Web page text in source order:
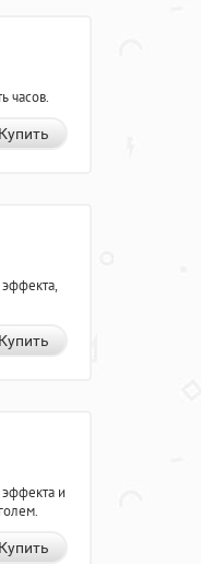
часов.
Купить
Купить
и
Купить